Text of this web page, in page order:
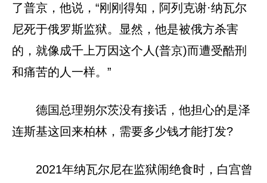
了普京，他说，“刚刚得知，阿列克谢·纳瓦尔
尼死于俄罗斯监狱。显然，他是被俄方杀害
的，就像成千上万因这个人(普京)而遭受酷刑
和痛苦的人一样。”
德国总理朔尔茨没有接话，他担心的是泽
连斯基这回来柏林，需要多少钱才能打发?
2021年纳瓦尔尼在监狱闹绝食时，白宫曾